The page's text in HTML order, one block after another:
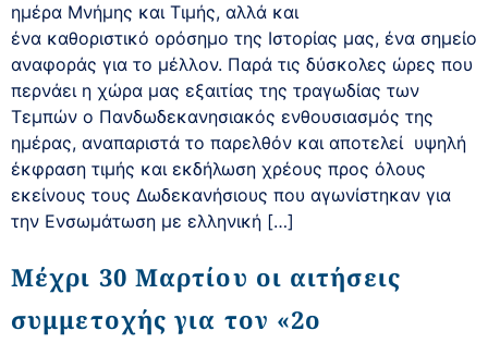
ημέρα Μνήμης και Τιμής, αλλά και
ένα καθοριστικό ορόσημο της Ιστορίας μας, ένα σημείο
αναφοράς για το μέλλον. Παρά τις δύσκολες ώρες που
περνάει η χώρα μας εξαιτίας της τραγωδίας των
Τεμπών ο Πανδωδεκανησιακός ενθουσιασμός της
ημέρας, αναπαριστά το παρελθόν και αποτελεί υψηλή
έκφραση τιμής και εκδήλωση χρέους προς όλους
εκείνους τους Δωδεκανήσιους που αγωνίστηκαν για
την Ενσωμάτωση με ελληνική […]
Μέχρι 30 Μαρτίου οι αιτήσεις
συμμετοχής για τον «2ο